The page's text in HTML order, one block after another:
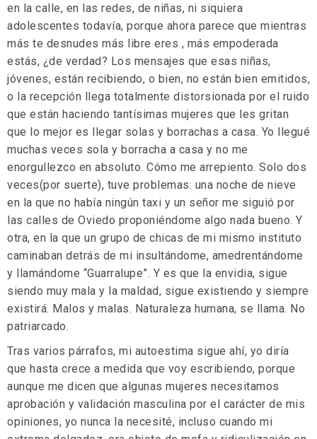
en la calle, en las redes, de niñas, ni siquiera
adolescentes todavía, porque ahora parece que mientras
más te desnudes más libre eres , más empoderada
estás, ¿de verdad? Los mensajes que esas niñas,
jóvenes, están recibiendo, o bien, no están bien emitidos,
o la recepción llega totalmente distorsionada por el ruido
que están haciendo tantísimas mujeres que les gritan
que lo mejor es llegar solas y borrachas a casa. Yo llegué
muchas veces sola y borracha a casa y no me
enorgullezco en absoluto. Cómo me arrepiento. Solo dos
veces(por suerte), tuve problemas: una noche de nieve
en la que no había ningún taxi y un señor me siguió por
las calles de Oviedo proponiéndome algo nada bueno. Y
otra, en la que un grupo de chicas de mi mismo instituto
caminaban detrás de mi insultándome, amedrentándome
y llamándome “Guarralupe”. Y es que la envidia, sigue
siendo muy mala y la maldad, sigue existiendo y siempre
existirá. Malos y malas. Naturaleza humana, se llama. No
patriarcado.
Tras varios párrafos, mi autoestima sigue ahí, yo diría
que hasta crece a medida que voy escribiendo, porque
aunque me dicen que algunas mujeres necesitamos
aprobación y validación masculina por el carácter de mis
opiniones, yo nunca la necesité, incluso cuando mi